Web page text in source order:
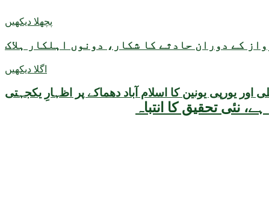
پچھلا دیکھیں
کے دوران حادثے کا شکار، دونوں اہلکار ہلاک
اگلا دیکھیں
یورپی یونین کا اسلام آباد دھماکے پر اظہارِ یکجہتی